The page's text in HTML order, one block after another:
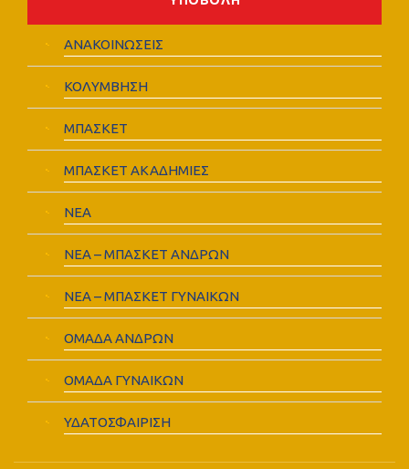
ΑΝΑΚΟΙΝΩΣΕΙΣ
ΚΟΛΥΜΒΗΣΗ
ΜΠΑΣΚΕΤ
ΜΠΑΣΚΕΤ ΑΚΑΔΗΜΙΕΣ
ΝΕΑ
ΝΕΑ – ΜΠΑΣΚΕΤ ΑΝΔΡΩΝ
ΝΕΑ – ΜΠΑΣΚΕΤ ΓΥΝΑΙΚΩΝ
ΟΜΑΔΑ ΑΝΔΡΩΝ
ΟΜΑΔΑ ΓΥΝΑΙΚΩΝ
ΥΔΑΤΟΣΦΑΙΡΙΣΗ